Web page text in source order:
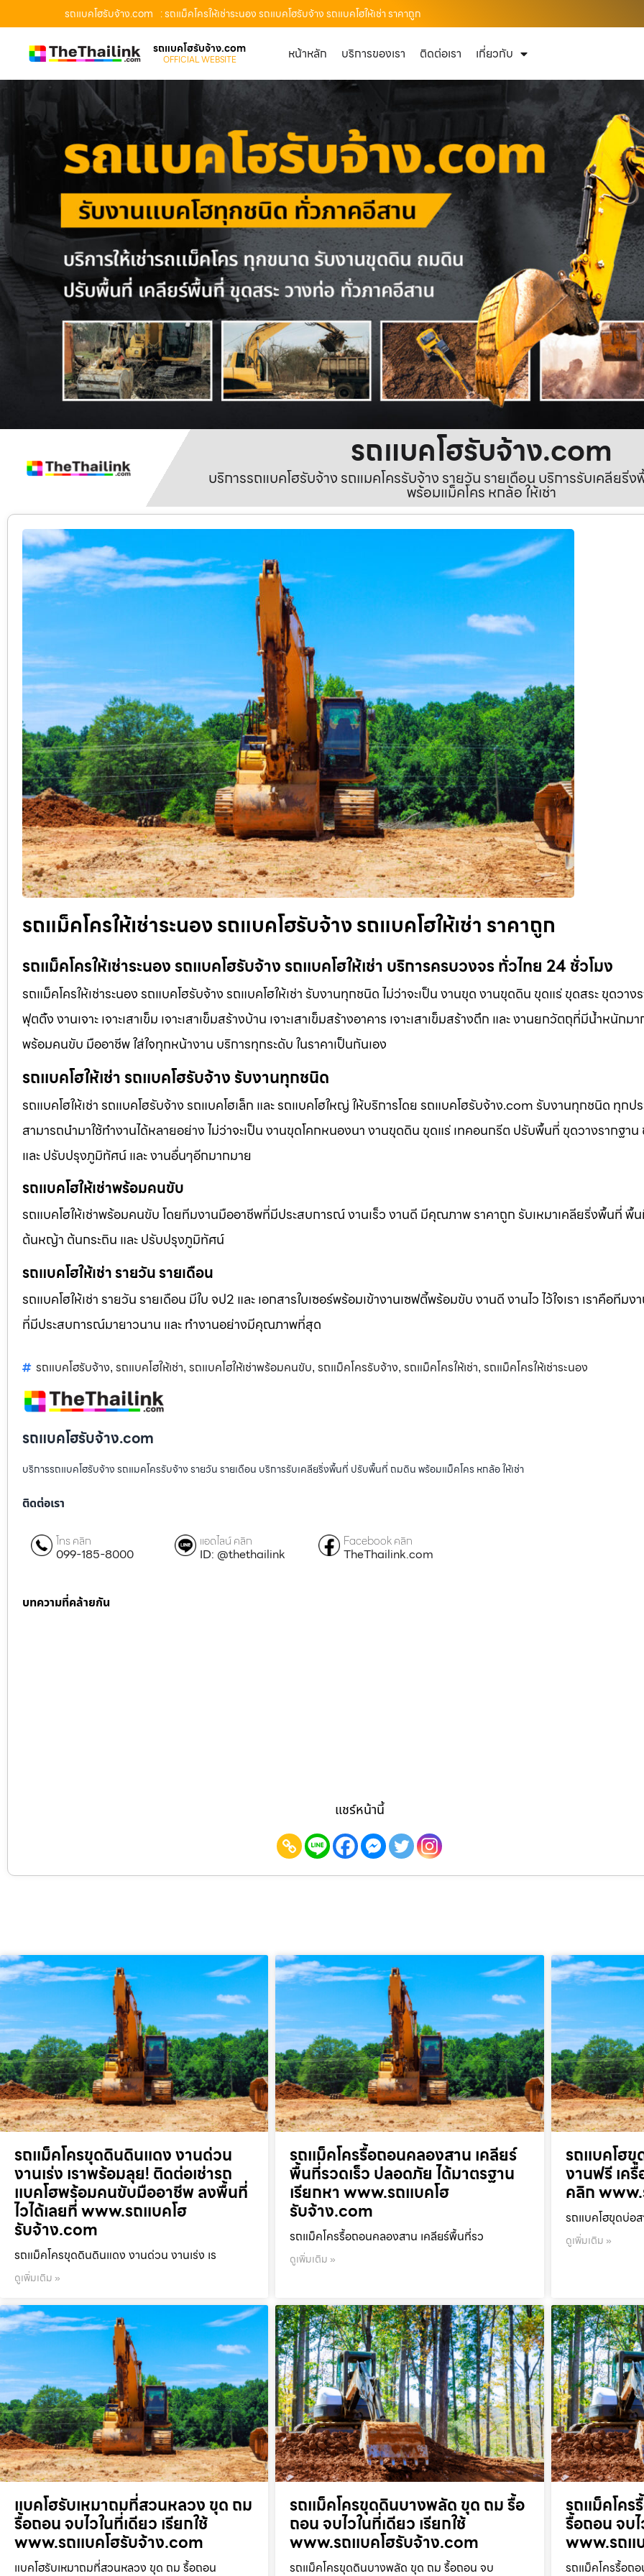
รถแบคโฮรับจ้าง.com : รถแม็คโครให้เช่าระนอง รถแบคโฮรับจ้าง รถแบคโฮให้เช่า ราคาถูก
รถแบคโฮรับจ้าง.com
OFFICIAL WEBSITE หน้าหลัก บริการของเรา ติดต่อเรา เกี่ยวกับ
รถแบคโฮรับจ้าง.com
บริการรถแบคโฮรับจ้าง รถแมคโครรับจ้าง รายวัน รายเดือน บริการรับเคลีย
พร้อมแม็คโคร หกล้อ ให้เช่า
รถแม็คโครให้เช่าระนอง รถแบคโฮรับจ้าง รถแบคโฮให้เช่า ราคาถูก
รถแม็คโครให้เช่าระนอง รถแบคโฮรับจ้าง รถแบคโฮให้เช่า บริการครบวงจร ทั่วไทย 24 ชั่วโมง
รถแม็คโครให้เช่าระนอง รถแบคโฮรับจ้าง รถแบคโฮให้เช่า รับงานทุกชนิด ไม่ว่าจะเป็น งานขุด งานขุดดิน ขุดแร่ ขุดสระ ขุดวาง
ฟุตติ้ง งานเจาะ เจาะเสาเข็ม เจาะเสาเข็มสร้างบ้าน เจาะเสาเข็มสร้างอาคาร เจาะเสาเข็มสร้างตึก และ งานยกวัตถุที่มีน้ำหนักม
พร้อมคนขับ มืออาชีพ ใส่ใจทุกหน้างาน บริการทุกระดับ ในราคาเป็นกันเอง
รถแบคโฮให้เช่า รถแบคโฮรับจ้าง รับงานทุกชนิด
รถแบคโฮให้เช่า รถแบคโฮรับจ้าง รถแบคโฮเล็ก และ รถแบคโฮใหญ่ ให้บริการโดย รถแบคโฮรับจ้าง.com รับงานทุกชนิด ทุกปร
สามารถนำมาใช้ทำงานได้หลายอย่าง ไม่ว่าจะเป็น งานขุดโคกหนองนา งานขุดดิน ขุดแร่ เทคอนกรีต ปรับพื้นที่ ขุดวางรากฐา
และ ปรับปรุงภูมิทัศน์ และ งานอื่นๆอีกมากมาย
รถแบคโฮให้เช่าพร้อมคนขับ
รถแบคโฮให้เช่าพร้อมคนขับ โดยทีมงานมืออาชีพที่มีประสบการณ์ งานเร็ว งานดี มีคุณภาพ ราคาถูก รับเหมาเคลียริ่งพื้นที่ พื้
ต้นหญ้า ต้นกระถิน และ ปรับปรุงภูมิทัศน์
รถแบคโฮให้เช่า รายวัน รายเดือน
รถแบคโฮให้เช่า รายวัน รายเดือน มีใบ จป2 และ เอกสารใบเซอร์พร้อมเข้างานเซฟตี้พร้อมขับ งานดี งานไว ไว้ใจเรา เราคือทีม
ที่มีประสบการณ์มายาวนาน และ ทำงานอย่างมีคุณภาพที่สุด
รถแบคโฮรับจ้าง, รถแบคโฮให้เช่า, รถแบคโฮให้เช่าพร้อมคนขับ, รถแม็คโครรับจ้าง, รถแม็คโครให้เช่า, รถแม็คโครให้เช่าระนอง
รถแบคโฮรับจ้าง.com
บริการรถแบคโฮรับจ้าง รถแมคโครรับจ้าง รายวัน รายเดือน บริการรับเคลียริ่งพื้นที่ ปรับพื้นที่ ถมดิน พร้อมแม็คโคร หกล้อ ให้เช่า
ติดต่อเรา
โทร คลิก
099-185-8000
แอดไลน์ คลิก
ID: @thethailink
Facebook คลิก
TheThailink.com
บทความที่คล้ายกัน
แชร์หน้านี้
รถแม็คโครขุดดินดินแดง งานด่วน
งานเร่ง เราพร้อมลุย! ติดต่อเช่ารถ
แบคโฮพร้อมคนขับมืออาชีพ ลงพื้นที่
ไวได้เลยที่ www.รถแบคโฮ
รับจ้าง.com
รถแม็คโครขุดดินดินแดง งานด่วน งานเร่ง เร
ดูเพิ่มเติม »
รถแม็คโครรื้อถอนคลองสาน เคลียร์
พื้นที่รวดเร็ว ปลอดภัย ได้มาตรฐาน
เรียกหา www.รถแบคโฮ
รับจ้าง.com
รถแม็คโครรื้อถอนคลองสาน เคลียร์พื้นที่รว
ดูเพิ่มเติม »
รถแบคโฮขุ
งานฟรี เค
คลิก
รถแบคโฮขุดบ่อส
ดูเพิ่มเติม »
แบคโฮรับเหมาถมที่สวนหลวง ขุด ถม
รื้อถอน จบไวในที่เดียว เรียกใช้
www.รถแบคโฮรับจ้าง.com
แบคโฮรับเหมาถมที่สวนหลวง ขุด ถม รื้อถอน
รถแม็คโครขุดดินบางพลัด ขุด ถม รื้อ
ถอน จบไวในที่เดียว เรียกใช้
www.รถแบคโฮรับจ้าง.com
รถแม็คโครขุดดินบางพลัด ขุด ถม รื้อถอน จบ
รถแม็คโค
รื้อถอน จบไ
www.รถแ
รถแม็คโครรื้อถ